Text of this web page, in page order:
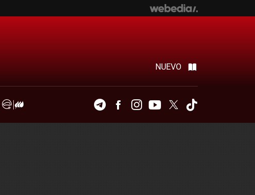
NUEVO
TelegramFacebookInstagramYoutubeTwitter